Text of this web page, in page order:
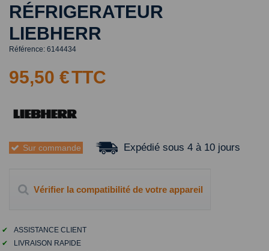
RÉFRIGERATEUR
LIEBHERR
Référence: 6144434
95,50 €TTC
Sur commande Expédié sous 4 à 10 jours
Vérifier la compatibilité de votre appareil
✔
ASSISTANCE CLIENT
✔
LIVRAISON RAPIDE